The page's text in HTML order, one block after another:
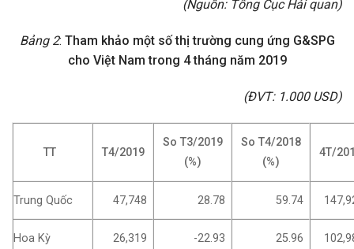
(Nguồn: Tổng Cục Hải quan)
Bảng 2: Tham khảo một số thị trường cung ứng G&SPG
cho Việt Nam trong 4 tháng năm 2019
(ĐVT: 1.000 USD)
TT T4/2019
So T3/2019
(%)
So T4/2018
(%)
4T/
Trung Quốc 47,748 28.78 59.74
Hoa Kỳ 26,319 -22.93 25.96